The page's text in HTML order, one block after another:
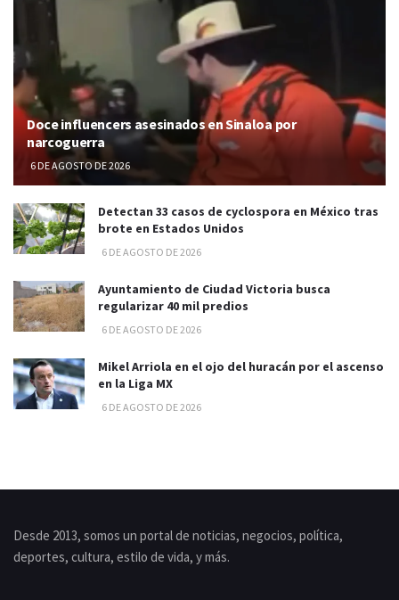
Doce influencers asesinados en Sinaloa por
narcoguerra
6 DE AGOSTO DE 2026
Detectan 33 casos de cyclospora en México tras
brote en Estados Unidos
6 DE AGOSTO DE 2026
Ayuntamiento de Ciudad Victoria busca
regularizar 40 mil predios
6 DE AGOSTO DE 2026
Mikel Arriola en el ojo del huracán por el ascenso
en la Liga MX
6 DE AGOSTO DE 2026
Desde 2013, somos un portal de noticias, negocios, política,
deportes, cultura, estilo de vida, y más.